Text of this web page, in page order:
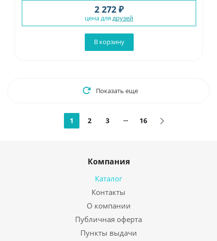
2 272 ₽
цена для друзей
В корзину
Показать еще
1 2 3 16
Компания
Каталог
Контакты
О компании
Публичная оферта
Пункты выдачи